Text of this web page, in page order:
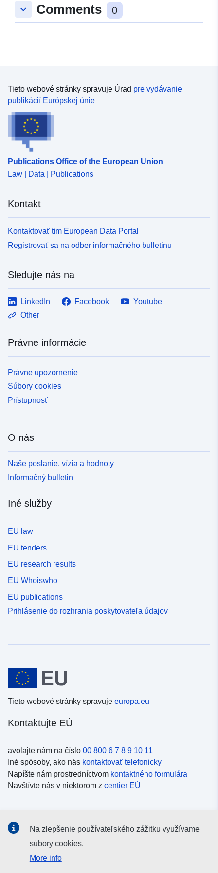
6200-0af4-1614-ddcd9f8a5347
keyboard_arrow_down Comments 0
Tieto webové stránky spravuje Úrad pre vydávanie
publikácií Európskej únie
Publications Office of the European Union
Law | Data | Publications
Kontakt
Kontaktovať tím European Data Portal
Registrovať sa na odber informačného bulletinu
Sledujte nás na
LinkedIn Facebook
Youtube
Other
Právne informácie
Právne upozornenie
Súbory cookies
Prístupnosť
O nás
Naše poslanie, vízia a hodnoty
Informačný bulletin
Iné služby
EU law
EU tenders
EU research results
EU Whoiswho
EU publications
Prihlásenie do rozhrania poskytovateľa údajov
Tieto webové stránky spravuje europa.eu
Kontaktujte EÚ
avolajte nám na číslo 00 800 6 7 8 9 10 11
Iné spôsoby, ako nás kontaktovať telefonicky
Napíšte nám prostredníctvom kontaktného formulára
Navštívte nás v niektorom z centier EÚ
Kanály EÚ nasociálnych médiách
Na zlepšenie používateľského zážitku využívame
súbory cookies.
More info